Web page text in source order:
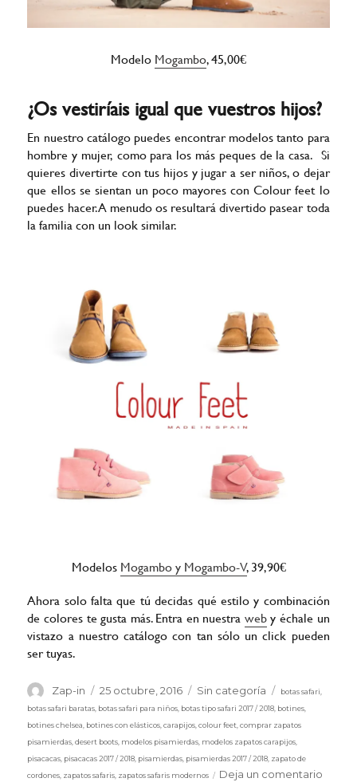
Modelo Mogambo, 45,00€
¿Os vestiríais igual que vuestros hijos?
En nuestro catálogo puedes encontrar modelos tanto para
hombre y mujer, como para los más peques de la casa. Si
quieres divertirte con tus hijos y jugar a ser niños, o dejar
que ellos se sientan un poco mayores con Colour feet lo
puedes hacer. A menudo os resultará divertido pasear toda
la familia con un look similar.
Modelos Mogambo y Mogambo-V, 39,90€
Ahora solo falta que tú decidas qué estilo y combinación
de colores te gusta más. Entra en nuestra weby échale un
vistazo a nuestro catálogo con tan sólo un click pueden
ser tuyas.
Autor
Zap-in
Publicado
el
25 octubre, 2016 Categorías
Sin categoría botas safari
botas safari baratas botas safari para niños botas tipo safari 2017 / 2018 botines
botines chelsea botines con elásticos ,carapijos ,colour feet ,comprar zapatos
pisamierdas ,desert boots modelos pisamierdas modelos zapatos carapijos
pisacacas pisacacas 2017 / 2018 pisamierdas pisamierdas 2017 / 2018 zapato de
cordones zapatos safaris zapatos safaris modernos Deja un comentario